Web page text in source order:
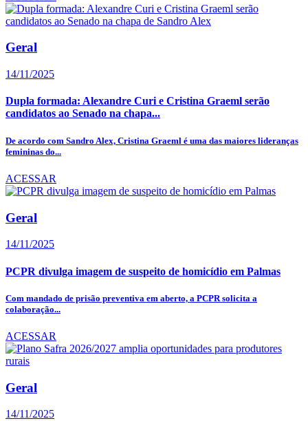
Geral
14/11/2025
Dupla formada: Alexandre Curi e Cristina Graeml serão
candidatos ao Senado na chapa...
De acordo com Sandro Alex, Cristina Graeml é uma das maiores lideranças
femininas do...
ACESSAR
Geral
14/11/2025
PCPR divulga imagem de suspeito de homicídio em Palmas
Com mandado de prisão preventiva em aberto, a PCPR solicita a
colaboração...
ACESSAR
Geral
14/11/2025